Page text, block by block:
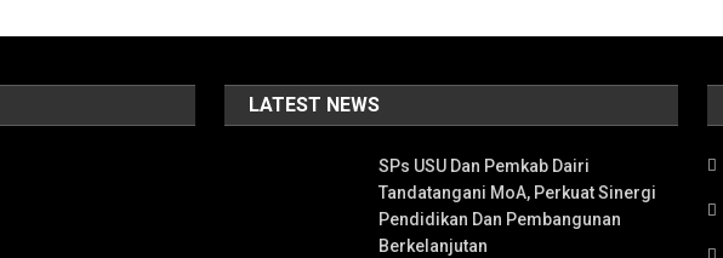
LATEST NEWS
SPs USU Dan Pemkab Dairi
Tandatangani MoA, Perkuat Sinergi
Pendidikan Dan Pembangunan
Berkelanjutan